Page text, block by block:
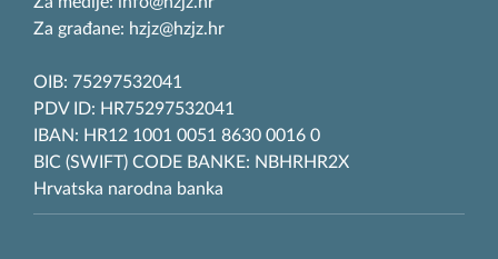
Za građane: hzjz@hzjz.hr
OIB: 75297532041
PDV ID: HR75297532041
IBAN: HR12 1001 0051 8630 0016 0
BIC (SWIFT) CODE BANKE: NBHRHR2X
Hrvatska narodna banka